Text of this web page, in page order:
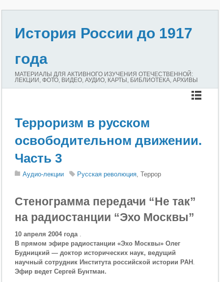
История России до 1917
года
МАТЕРИАЛЫ ДЛЯ АКТИВНОГО ИЗУЧЕНИЯ ОТЕЧЕСТВЕННОЙ:
ЛЕКЦИИ, ФОТО, ВИДЕО, АУДИО, КАРТЫ, БИБЛИОТЕКА, АРХИВЫ
Терроризм в русском
освободительном движении.
Часть 3
Аудио-лекции Русская революция, Террор
Стенограмма передачи “Не так”
на радиостанции “Эхо Москвы”
10 апреля 2004 года .
В прямом эфире радиостанции «Эхо Москвы» Олег
Будницкий — доктор исторических наук, ведущий
научный сотрудник Института российской истории РАН .
Эфир ведет Сергей Бунтман.